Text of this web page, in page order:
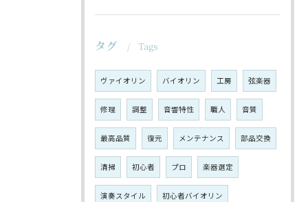
タグ Tags
ヴァイオリン バイオリン 工房 弦楽器
修理 調整 音響特性 職人 音質
最高品質 復元 メンテナンス 部品交換
清掃 初心者 プロ 楽器選定
演奏スタイル 初心者バイオリン